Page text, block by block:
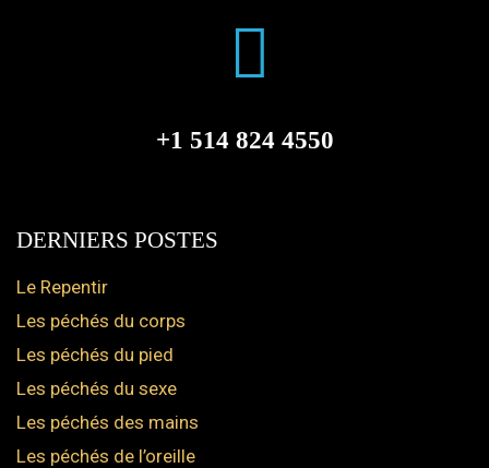
+1 514 824 4550
DERNIERS POSTES
Le Repentir
Les péchés du corps
Les péchés du pied
Les péchés du sexe
Les péchés des mains
Les péchés de l’oreille